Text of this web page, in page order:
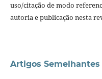
uso/citação de modo
autoria e publicação nesta
Artigos Semelhantes